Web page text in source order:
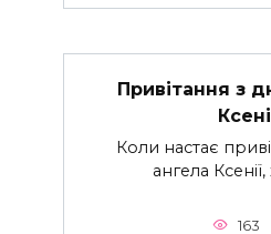
Привітання з
Коли настає
ангела
163